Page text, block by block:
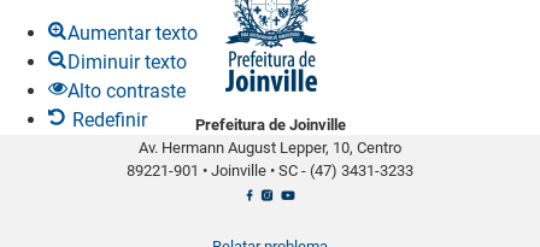
Prefeitura de Joinville
Av. Hermann August Lepper, 10, Centro
89221-901 • Joinville • SC - (47) 3431-3233
Aumentar texto
Diminuir texto
Alto contraste
Redefinir